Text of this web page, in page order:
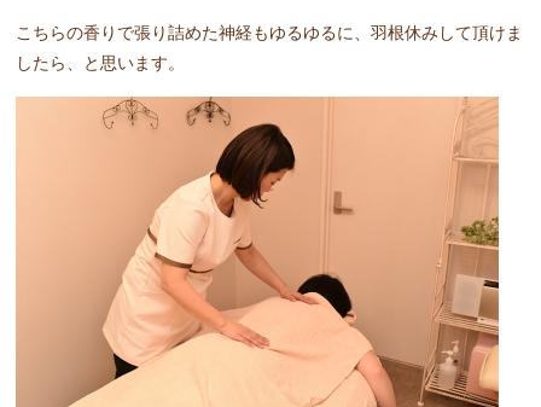
こちらの香りで張り詰めた神経もゆるゆるに、羽根休みして頂けま
したら、と思います。